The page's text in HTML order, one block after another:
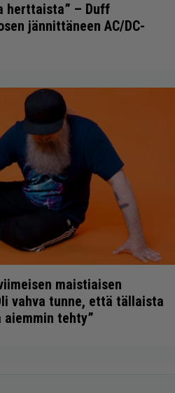
herttaista” – Duff
jännittäneen AC/DC-
maistiaisen
vahva tunne, että tällaista
aiemmin tehty”